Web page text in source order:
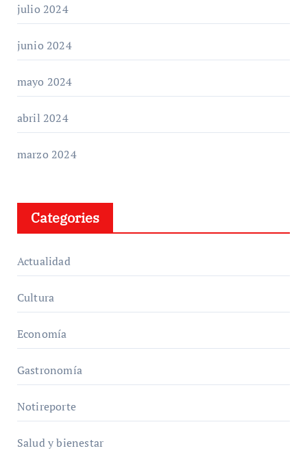
julio 2024
junio 2024
mayo 2024
abril 2024
marzo 2024
Categories
Actualidad
Cultura
Economía
Gastronomía
Notireporte
Salud y bienestar